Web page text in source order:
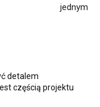
jednym
detalem
częścią projektu